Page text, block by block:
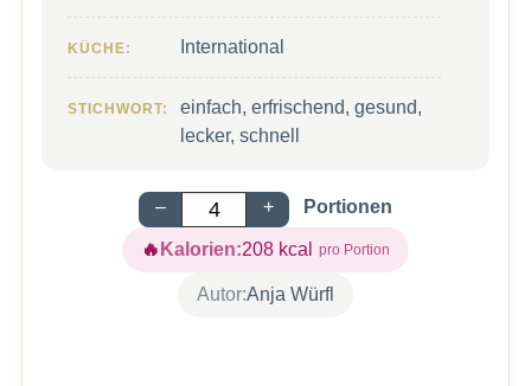
KÜCHE: International
STICHWORT:
einfach, erfrischend, gesund,
lecker, schnell
– + Portionen
Kalorien:208 kcal
Autor:Anja Würfl